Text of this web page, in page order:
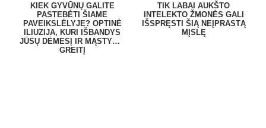
KIEK GYVŪNŲ GALITE
PASTEBĖTI ŠIAME
PAVEIKSLĖLYJE? OPTINĖ
ILIUZIJA, KURI IŠBANDYS
JŪSŲ DĖMESĮ IR MĄSTYMO
GREITĮ
TIK LABAI AUKŠTO
INTELEKTO ŽMONĖS GALI
IŠSPRĘSTI ŠIĄ NEĮPRASTĄ
MĮSLĘ